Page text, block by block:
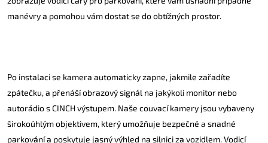
manévry a pomohou vám dostat se do obtížných prostor.
Po instalaci se kamera automaticky zapne, jakmile zařadíte
zpátečku, a přenáší obrazový signál na jakýkoli monitor nebo
autorádio s CINCH výstupem. Naše couvací kamery jsou vybaveny
širokoúhlým objektivem, který umožňuje bezpečné a snadné
parkování a poskytuje jasný výhled na silnici za vozidlem. Vodicí